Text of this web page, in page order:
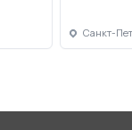
Санкт-